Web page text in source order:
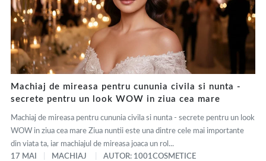
Machiaj de mireasa pentru cununia civila si nunta -
secrete pentru un look WOW in ziua cea mare
Machiaj de mireasa pentru cununia civila si nunta - secrete pentru un look
WOW in ziua cea mare Ziua nuntii este una dintre cele mai importante
din viata ta, iar machiajul de mireasa joaca un rol...
17 MAI
MACHIAJ AUTOR: 1001COSMETICE